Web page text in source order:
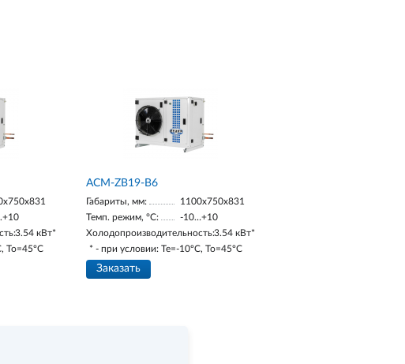
3.54 кВт*
To=45ºC
ACM-ZB19-В6
Габариты, мм:
1100х750х831
Темп. режим, °С:
-10…+10
Холодопроизводительность:3.54 кВт*
* - при условии: Te=-10ºC, To=45ºC
Заказать